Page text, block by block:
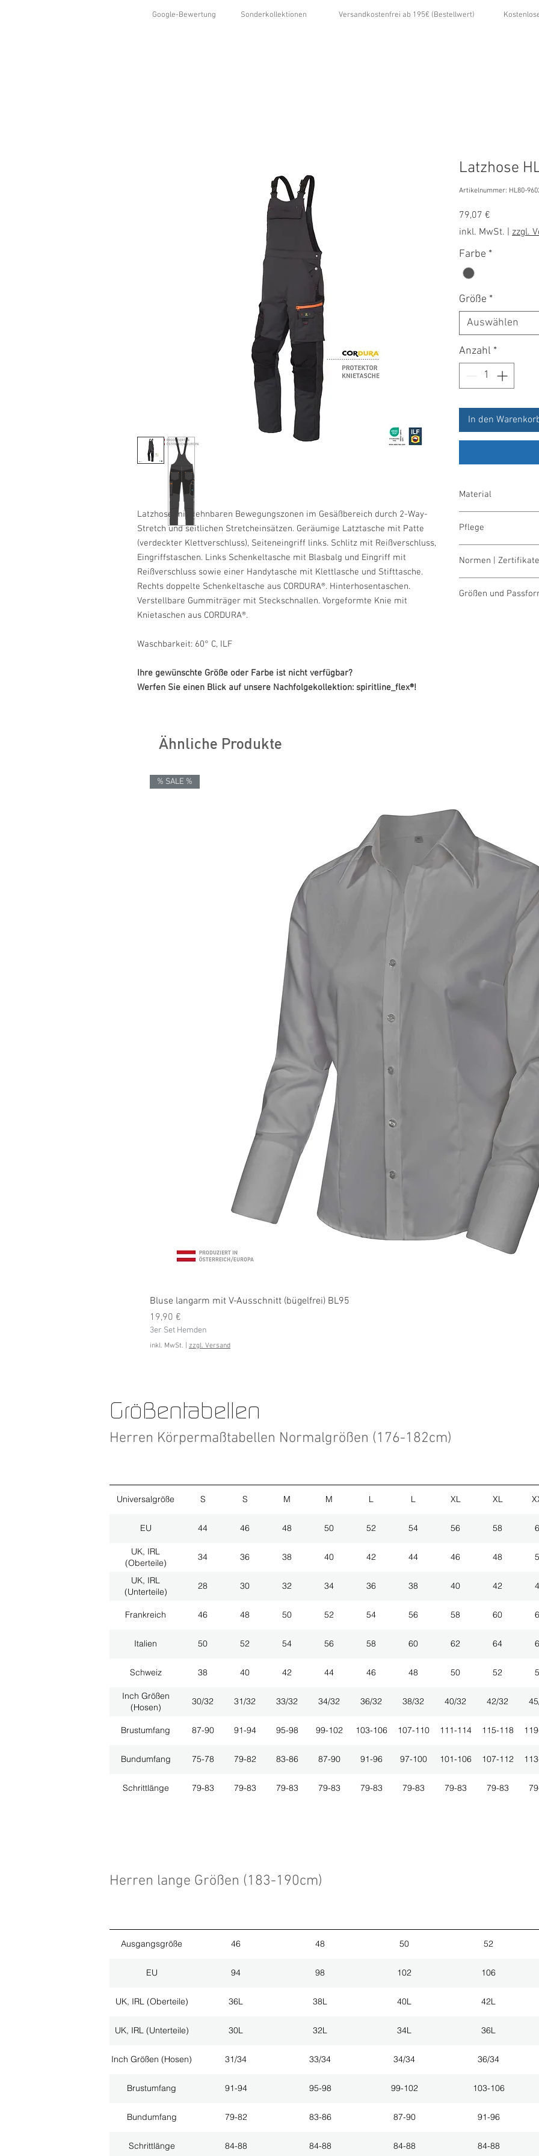
Google-Bewertung Sonderkollektionen Versandkostenfrei ab 195€ (Bestellwert)
Latzhose mit dehnbaren Bewegungszonen im Gesäßbereich durch 2-Way-
Stretch und seitlichen Stretcheinsätzen. Geräumige Latztasche mit Patte
(verdeckter Klettverschluss), Seiteneingriff links. Schlitz mit Reißverschluss,
Eingriffstaschen. Links Schenkeltasche mit Blasbalg und Eingriff mit
Reißverschluss sowie einer Handytasche mit Klettlasche und Stifttasche.
Rechts doppelte Schenkeltasche aus CORDURA®. Hinterhosentaschen.
Verstellbare Gummiträger mit Steckschnallen. Vorgeformte Knie mit
Knietaschen aus CORDURA®.
Waschbarkeit: 60° C, ILF
Ihre gewünschte Größe oder Farbe ist nicht verfügbar?
Werfen Sie einen Blick auf unsere Nachfolgekollektion: spiritline_flex®!
Latzhose
Artikelnummer: HL80-
79,07 €
inkl. MwSt.
zzgl.
Farbe *
Größe *
Auswählen
Anzahl *
In den
Material
Pflege
bleichen nicht
trocknen 1 Pkt.
bügeln 2 Pkt.
Normen |
Made in Austria/
Größen und
Ähnliche Produkte
% SALE %
Bluse langarm mit V-Ausschnitt (bügelfrei) BL95
Preis
19,90 €
3er Set Hemden
inkl. MwSt. zzgl. Versand
Herren Körpermaßtabellen Normalgrößen (176-182cm)
Größentabellen
Universalgröße S S M M L L XL XL
EU 44 46 48 50 52 54 56 58
UK, IRL
(Oberteile)
34 36 38 40 42 44 46 48
UK, IRL
(Unterteile)
28 30 32 34 36 38 40 42
Frankreich 46 48 50 52 54 56 58 60
Italien 50 52 54 56 58 60 62 64
Schweiz 38 40 42 44 46 48 50 52
Inch Größen
(Hosen)
30/32 31/32 33/32 34/32 36/32 38/32 40/32 42/32
Brustumfang 87-90 91-94 95-98 99-102 103-106 107-110 111-114 115-118
Bundumfang 75-78 79-82 83-86 87-90 91-96 97-100 101-106 107-112
Schrittlänge 79-83 79-83 79-83 79-83 79-83 79-83 79-83 79-83
Herren lange Größen (183-190cm)
Ausgangsgröße 46 48 50 52
EU 94 98 102 106
UK, IRL (Oberteile) 36L 38L 40L 42L
UK, IRL (Unterteile) 30L 32L 34L 36L
Inch Größen (Hosen) 31/34 33/34 34/34 36/34
Brustumfang 91-94 95-98 99-102 103-106
Bundumfang 79-82 83-86 87-90 91-96
Schrittlänge 84-88 84-88 84-88 84-88